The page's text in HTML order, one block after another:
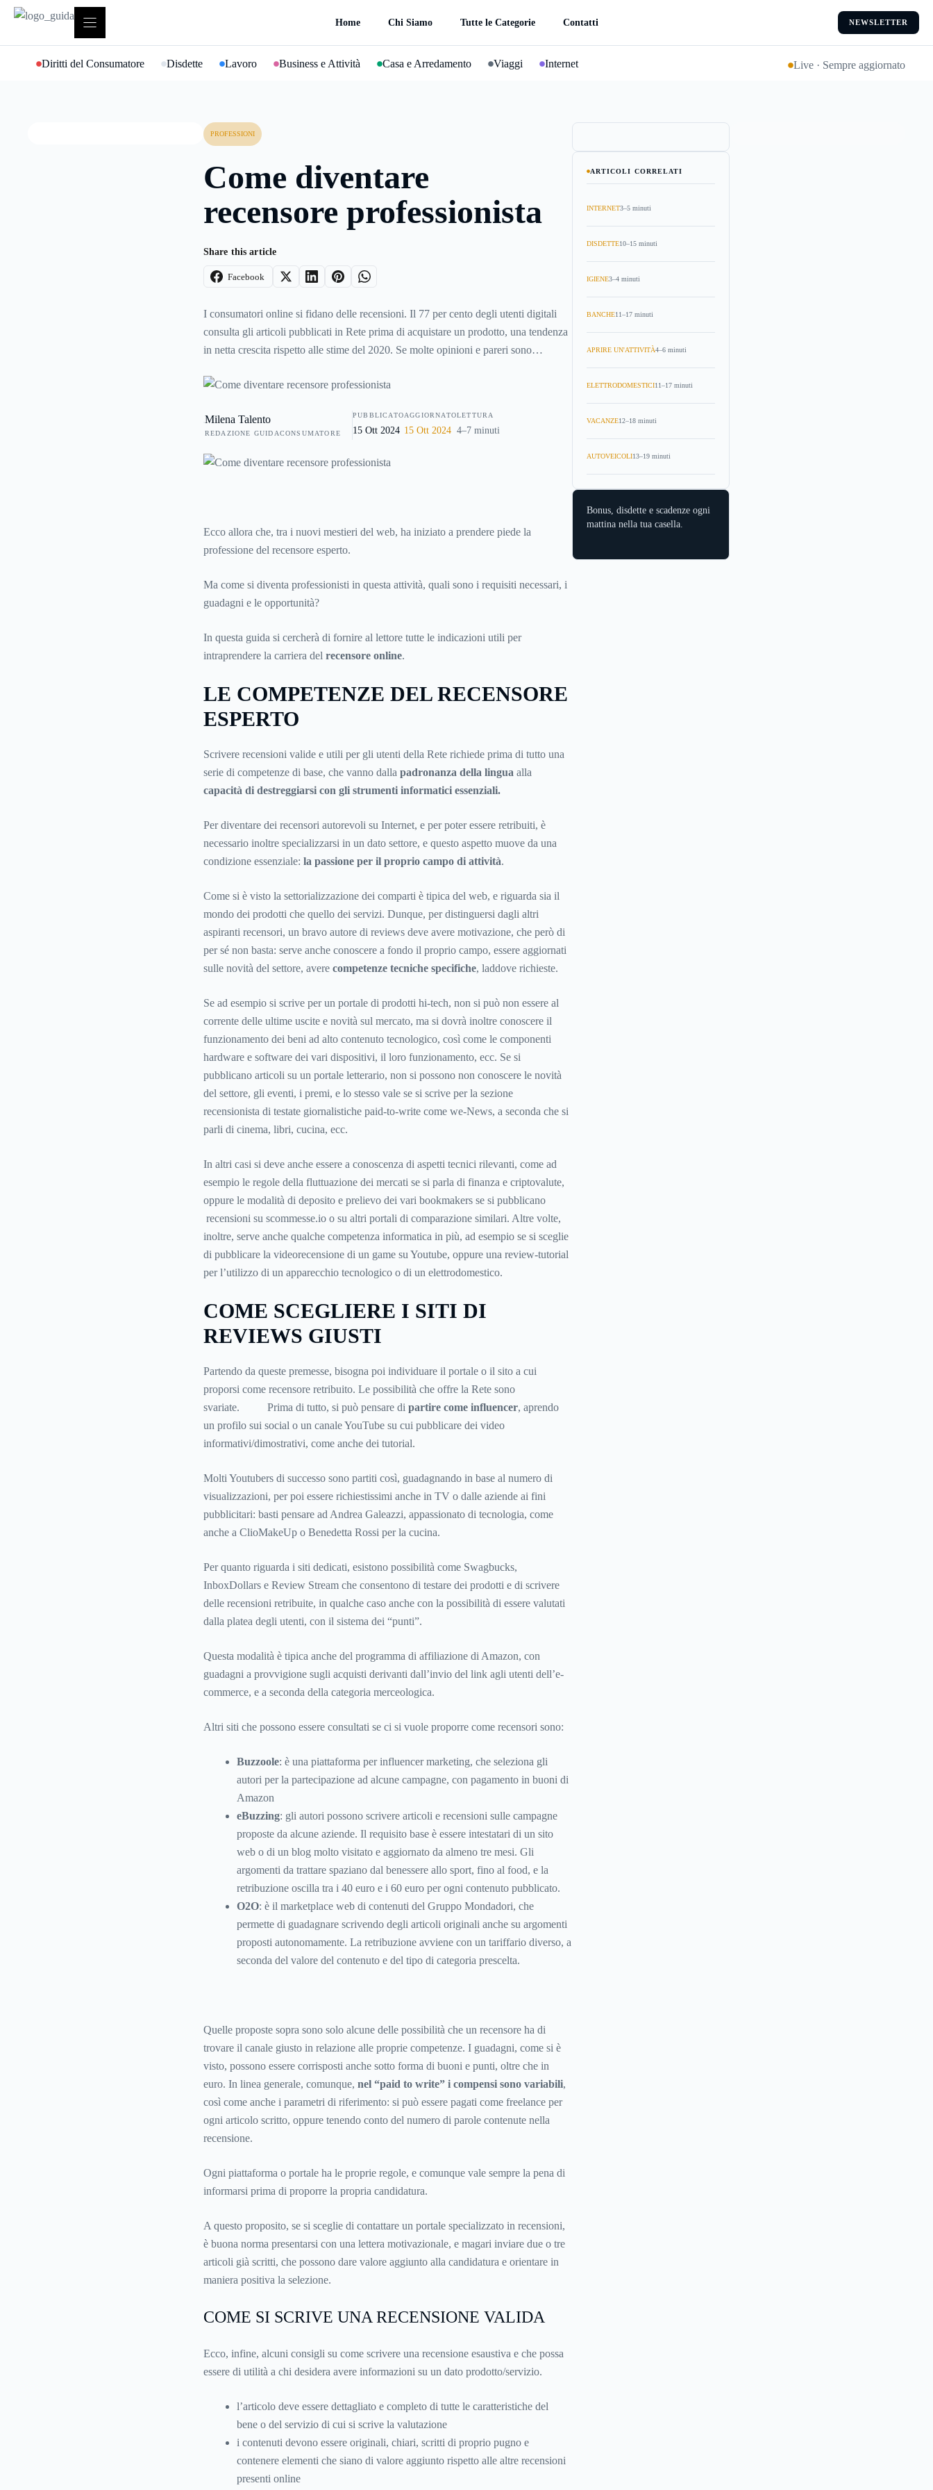
contenuto
Home Chi Siamo Tutte le Categorie Contatti NEWSLETTER
Diritti del Consumatore Disdette Lavoro Business e Attività Casa e Arredamento Viaggi Internet Live · Sempre aggiornato
PROFESSIONI
Come diventare
recensore professionista
Share this article
Facebook
I consumatori online si fidano delle recensioni. Il 77 per cento degli utenti digitali
consulta gli articoli pubblicati in Rete prima di acquistare un prodotto, una tendenza
in netta crescita rispetto alle stime del 2020. Se molte opinioni e pareri sono
premura che la review sia verificata e affidabile, fa sì che gli utenti si fidino di più
Milena Talento
REDAZIONE GUIDACONSUMATORE
PUBBLICATO
15 Ott 2024
AGGIORNATO
15 Ott 2024
LETTURA
4–7 minuti
Ecco allora che, tra i nuovi mestieri del web, ha iniziato a prendere piede la
professione del recensore esperto.
Ma come si diventa professionisti in questa attività, quali sono i requisiti necessari, i
guadagni e le opportunità?
In questa guida si cercherà di fornire al lettore tutte le indicazioni utili per
intraprendere la carriera del recensore online.
LE COMPETENZE DEL RECENSORE
ESPERTO
Scrivere recensioni valide e utili per gli utenti della Rete richiede prima di tutto una
serie di competenze di base, che vanno dalla padronanza della lingua alla
capacità di destreggiarsi con gli strumenti informatici essenziali.
Per diventare dei recensori autorevoli su Internet, e per poter essere retribuiti, è
necessario inoltre specializzarsi in un dato settore, e questo aspetto muove da una
condizione essenziale: la passione per il proprio campo di attività.
Come si è visto la settorializzazione dei comparti è tipica del web, e riguarda sia il
mondo dei prodotti che quello dei servizi. Dunque, per distinguersi dagli altri
aspiranti recensori, un bravo autore di reviews deve avere motivazione, che però di
per sé non basta: serve anche conoscere a fondo il proprio campo, essere aggiornati
sulle novità del settore, avere competenze tecniche specifiche, laddove richieste.
Se ad esempio si scrive per un portale di prodotti hi-tech, non si può non essere al
corrente delle ultime uscite e novità sul mercato, ma si dovrà inoltre conoscere il
funzionamento dei beni ad alto contenuto tecnologico, così come le componenti
hardware e software dei vari dispositivi, il loro funzionamento, ecc. Se si
pubblicano articoli su un portale letterario, non si possono non conoscere le novità
del settore, gli eventi, i premi, e lo stesso vale se si scrive per la sezione
recensionista di testate giornalistiche paid-to-write come we-News, a seconda che si
parli di cinema, libri, cucina, ecc.
In altri casi si deve anche essere a conoscenza di aspetti tecnici rilevanti, come ad
esempio le regole della fluttuazione dei mercati se si parla di finanza e criptovalute,
oppure le modalità di deposito e prelievo dei vari bookmakers se si pubblicano
recensioni su scommesse.io o su altri portali di comparazione similari. Altre volte,
inoltre, serve anche qualche competenza informatica in più, ad esempio se si sceglie
di pubblicare la videorecensione di un game su Youtube, oppure una review-tutorial
per l’utilizzo di un apparecchio tecnologico o di un elettrodomestico.
COME SCEGLIERE I SITI DI
REVIEWS GIUSTI
Partendo da queste premesse, bisogna poi individuare il portale o il sito a cui
proporsi come recensore retribuito. Le possibilità che offre la Rete sono
svariate. Prima di tutto, si può pensare di partire come influencer, aprendo
un profilo sui social o un canale YouTube su cui pubblicare dei video
informativi/dimostrativi, come anche dei tutorial.
Molti Youtubers di successo sono partiti così, guadagnando in base al numero di
visualizzazioni, per poi essere richiestissimi anche in TV o dalle aziende ai fini
pubblicitari: basti pensare ad Andrea Galeazzi, appassionato di tecnologia, come
anche a ClioMakeUp o Benedetta Rossi per la cucina.
Per quanto riguarda i siti dedicati, esistono possibilità come Swagbucks,
InboxDollars e Review Stream che consentono di testare dei prodotti e di scrivere
delle recensioni retribuite, in qualche caso anche con la possibilità di essere valutati
dalla platea degli utenti, con il sistema dei “punti”.
Questa modalità è tipica anche del programma di affiliazione di Amazon, con
guadagni a provvigione sugli acquisti derivanti dall’invio del link agli utenti dell’e-
commerce, e a seconda della categoria merceologica.
Altri siti che possono essere consultati se ci si vuole proporre come recensori sono:
Buzzoole: è una piattaforma per influencer marketing, che seleziona gli
autori per la partecipazione ad alcune campagne, con pagamento in buoni di
Amazon
eBuzzing: gli autori possono scrivere articoli e recensioni sulle campagne
proposte da alcune aziende. Il requisito base è essere intestatari di un sito
web o di un blog molto visitato e aggiornato da almeno tre mesi. Gli
argomenti da trattare spaziano dal benessere allo sport, fino al food, e la
retribuzione oscilla tra i 40 euro e i 60 euro per ogni contenuto pubblicato.
O2O: è il marketplace web di contenuti del Gruppo Mondadori, che
permette di guadagnare scrivendo degli articoli originali anche su argomenti
proposti autonomamente. La retribuzione avviene con un tariffario diverso, a
seconda del valore del contenuto e del tipo di categoria prescelta.
Quelle proposte sopra sono solo alcune delle possibilità che un recensore ha di
trovare il canale giusto in relazione alle proprie competenze. I guadagni, come si è
visto, possono essere corrisposti anche sotto forma di buoni e punti, oltre che in
euro. In linea generale, comunque, nel “paid to write” i compensi sono variabili,
così come anche i parametri di riferimento: si può essere pagati come freelance per
ogni articolo scritto, oppure tenendo conto del numero di parole contenute nella
recensione.
Ogni piattaforma o portale ha le proprie regole, e comunque vale sempre la pena di
informarsi prima di proporre la propria candidatura.
A questo proposito, se si sceglie di contattare un portale specializzato in recensioni,
è buona norma presentarsi con una lettera motivazionale, e magari inviare due o tre
articoli già scritti, che possono dare valore aggiunto alla candidatura e orientare in
maniera positiva la selezione.
COME SI SCRIVE UNA RECENSIONE VALIDA
Ecco, infine, alcuni consigli su come scrivere una recensione esaustiva e che possa
essere di utilità a chi desidera avere informazioni su un dato prodotto/servizio.
l’articolo deve essere dettagliato e completo di tutte le caratteristiche del
bene o del servizio di cui si scrive la valutazione
i contenuti devono essere originali, chiari, scritti di proprio pugno e
contenere elementi che siano di valore aggiunto rispetto alle altre recensioni
presenti online
ARTICOLI CORRELATI
INTERNET3–5 minuti
DISDETTE10–15 minuti
IGIENE3–4 minuti
BANCHE11–17 minuti
APRIRE UN'ATTIVITÀ4–6 minuti
ELETTRODOMESTICI11–17 minuti
VACANZE12–18 minuti
AUTOVEICOLI13–19 minuti
Bonus, disdette e scadenze ogni
mattina nella tua casella.